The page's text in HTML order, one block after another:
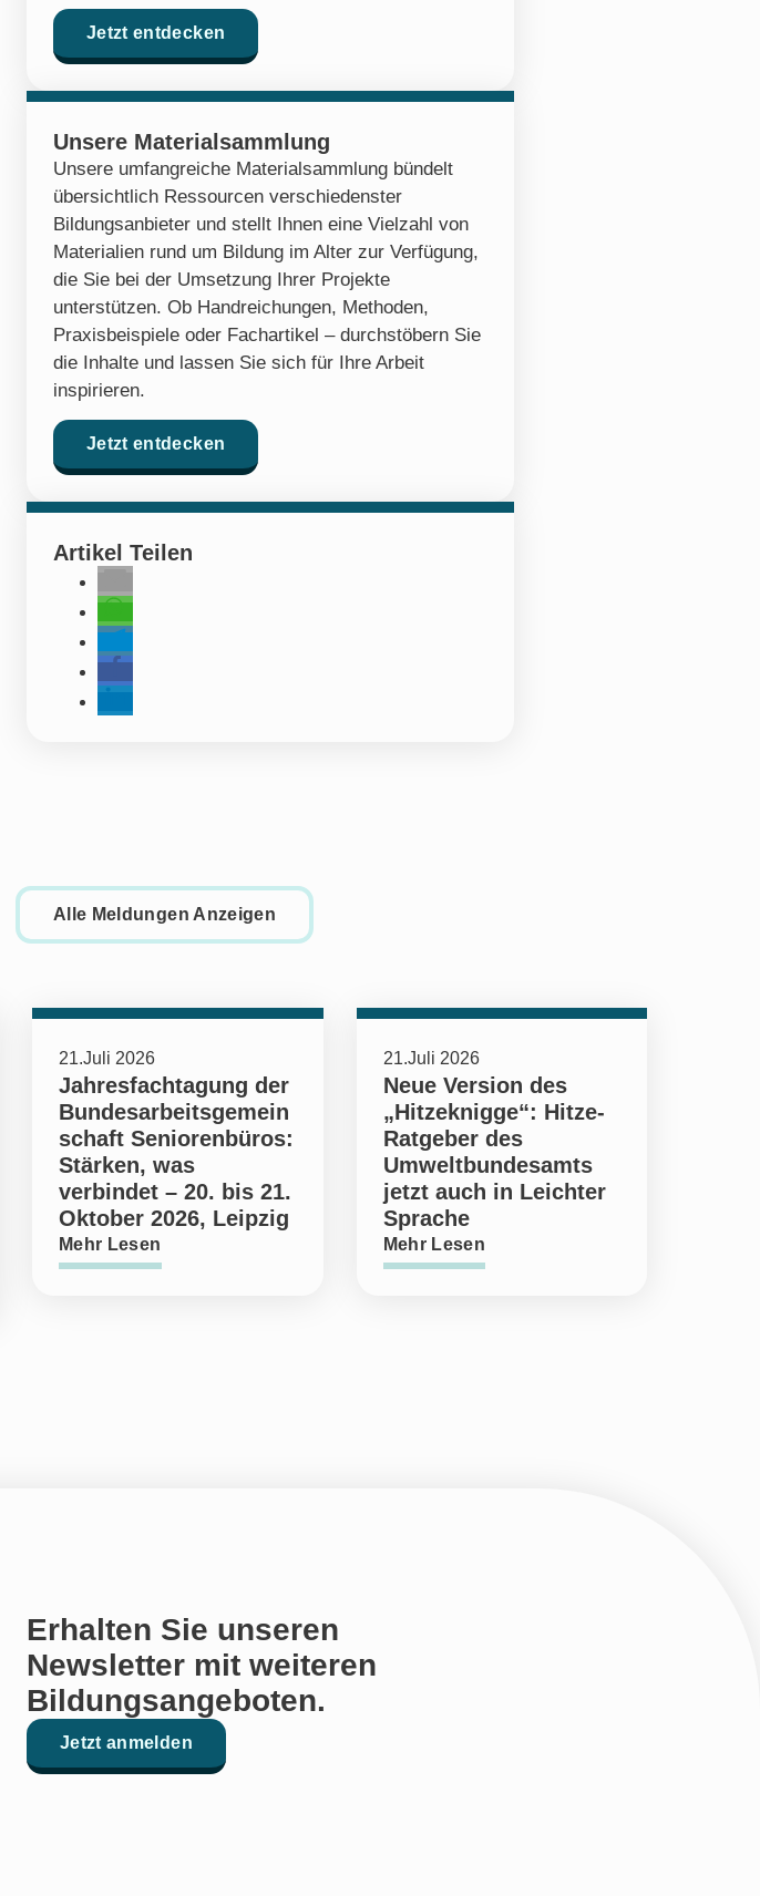
Jetzt entdecken
Unsere Materialsammlung
Unsere umfangreiche Materialsammlung bündelt
übersichtlich Ressourcen verschiedenster
Bildungsanbieter und stellt Ihnen eine Vielzahl von
Materialien rund um Bildung im Alter zur Verfügung,
die Sie bei der Umsetzung Ihrer Projekte
unterstützen. Ob Handreichungen, Methoden,
Praxisbeispiele oder Fachartikel – durchstöbern Sie
die Inhalte und lassen Sie sich für Ihre Arbeit
inspirieren.
Jetzt entdecken
Artikel Teilen
Alle Meldungen Anzeigen
21.Juli 2026
Jahresfachtagung der
Bundesarbeitsgemein
schaft Seniorenbüros:
Stärken, was
verbindet – 20. bis 21.
Oktober 2026, Leipzig
Mehr Lesen
21.Juli 2026
Neue Version des
„Hitzeknigge“: Hitze-
Ratgeber des
Umweltbundesamts
jetzt auch in Leichter
Sprache
Mehr Lesen
Erhalten Sie unseren
Newsletter mit weiteren
Bildungsangeboten.
Jetzt anmelden